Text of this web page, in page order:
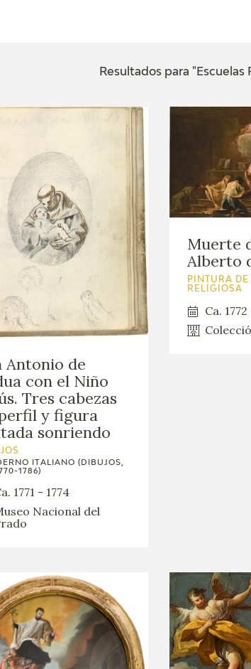
PRENSA
FRANCISCO DE GOYA
EL VIAJE DE GOYA
CATÁLOGO
GOYA EN EL MUNDO
GOYA EN ARAGÓN
PREMIO ARAGÓN
GOYA
Resultados para
Antonio de
con el Niño
Tres cabezas
y figura
sonriendo
ITALIANO (DIBUJOS,
1786)
1771 - 1774
Nacional del
Muerte
Alberto
PINTURA DE
RELIGIOSA
Ca.